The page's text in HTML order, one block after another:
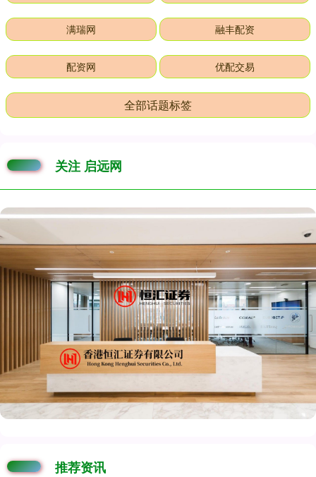
满瑞网 融丰配资
配资网 优配交易
全部话题标签
关注 启远网
推荐资讯